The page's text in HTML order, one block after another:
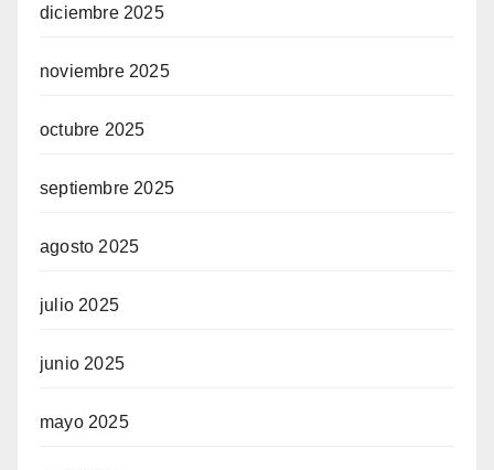
diciembre 2025
noviembre 2025
octubre 2025
septiembre 2025
agosto 2025
julio 2025
junio 2025
mayo 2025